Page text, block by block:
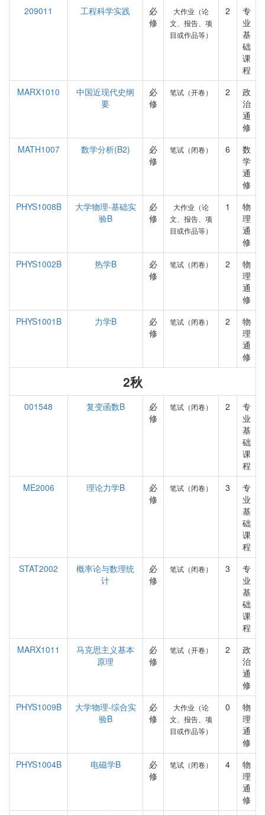
209011 工程科学实践
必
修
大作业（论
文、报告、项
目或作品等）
2
专
业
基
础
课
程
MARX1010
中国近现代史纲
要
必
修
笔试（开卷） 2
政
治
通
修
MATH1007
数学分析(B2)
必
修
笔试（闭卷） 6
数
学
通
修
PHYS1008B
大学物理-基础实
验B
必
修
大作业（论
文、报告、项
目或作品等）
1
物
理
通
修
PHYS1002B
热学B
必
修
笔试（闭卷） 2
物
理
通
修
PHYS1001B
力学B
必
修
笔试（闭卷） 2
物
理
通
修
2秋
001548 复变函数B
必
修
笔试（闭卷） 2
专
业
基
础
课
程
ME2006
理论力学B
必
修
笔试（闭卷） 3
专
业
基
础
课
程
STAT2002
概率论与数理统
计
必
修
笔试（闭卷） 3
专
业
基
础
课
程
MARX1011
马克思主义基本
原理
必
修
笔试（开卷） 2
政
治
通
修
PHYS1009B
大学物理-综合实
验B
必
修
大作业（论
文、报告、项
目或作品等）
0
物
理
通
修
PHYS1004B
电磁学B
必
修
笔试（闭卷） 4
物
理
通
修